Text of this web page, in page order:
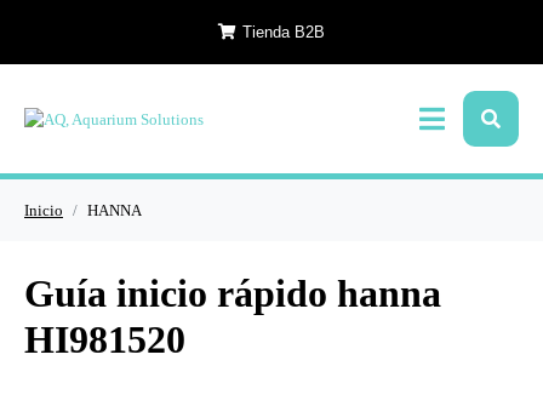
Tienda B2B
Inicio HANNA
Guía inicio rápido hanna
HI981520